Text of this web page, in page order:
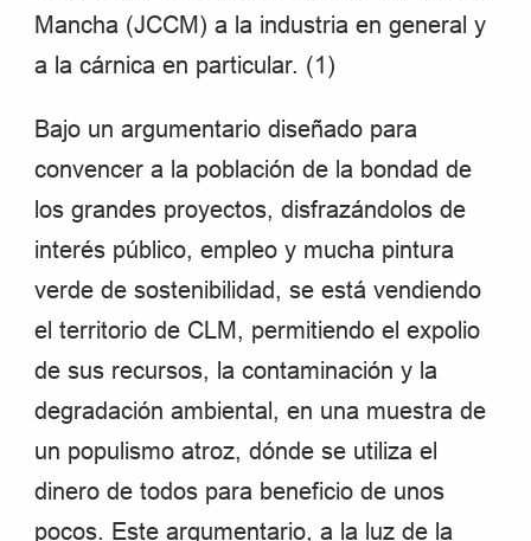
Mancha (JCCM) a la industria en general y
a la cárnica en particular. (1)
Bajo un argumentario diseñado para
convencer a la población de la bondad de
los grandes proyectos, disfrazándolos de
interés público, empleo y mucha pintura
verde de sostenibilidad, se está vendiendo
el territorio de CLM, permitiendo el expolio
de sus recursos, la contaminación y la
degradación ambiental, en una muestra de
un populismo atroz, dónde se utiliza el
dinero de todos para beneficio de unos
pocos. Este argumentario, a la luz de la